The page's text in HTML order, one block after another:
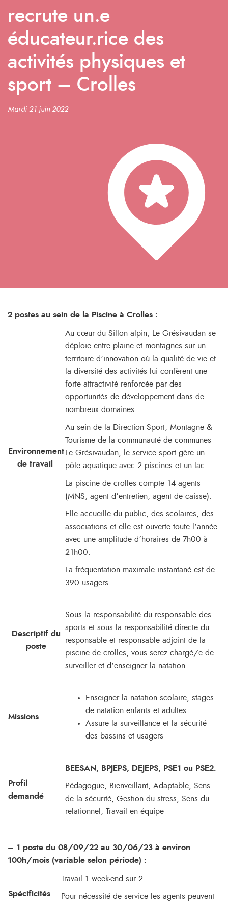
recrute un.e
éducateur.rice des
activités physiques et
sport – Crolles
Mardi 21 juin 2022
2 postes au sein de la Piscine à Crolles :
Environnement
de travail
Au cœur du Sillon alpin, Le Grésivaudan se
déploie entre plaine et montagnes sur un
territoire d’innovation où la qualité de vie et
la diversité des activités lui confèrent une
forte attractivité renforcée par des
opportunités de développement dans de
nombreux domaines.
Au sein de la Direction Sport, Montagne &
Tourisme de la communauté de communes
Le Grésivaudan, le service sport gère un
pôle aquatique avec 2 piscines et un lac.
La piscine de crolles compte 14 agents
(MNS, agent d’entretien, agent de caisse).
Elle accueille du public, des scolaires, des
associations et elle est ouverte toute l’année
avec une amplitude d’horaires de 7h00 à
21h00.
La fréquentation maximale instantané est de
390 usagers.
Descriptif du
poste
Sous la responsabilité du responsable des
sports et sous la responsabilité directe du
responsable et responsable adjoint de la
piscine de crolles, vous serez chargé/e de
surveiller et d’enseigner la natation.
Missions
Enseigner la natation scolaire, stages
de natation enfants et adultes
Assure la surveillance et la sécurité
des bassins et usagers
Profil
demandé
BEESAN, BPJEPS, DEJEPS, PSE1 ou PSE2.
Pédagogue, Bienveillant, Adaptable, Sens
de la sécurité, Gestion du stress, Sens du
relationnel, Travail en équipe
– 1 poste du 08/09/22 au 30/06/23 à environ
100h/mois (variable selon période) :
Spécificités
Travail 1 week-end sur 2.
Pour nécessité de service les agents peuvent